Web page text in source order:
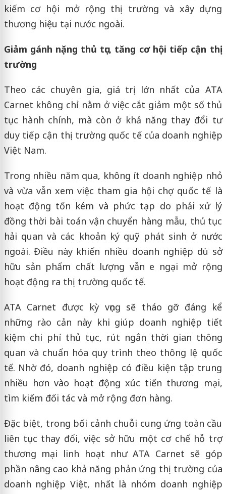
kiếm cơ hội mở rộng thị trường và xây dựng
thương hiệu tại nước ngoài.
Giảm gánh nặng thủ tục, tăng cơ hội tiếp cận thị
trường
Theo các chuyên gia, giá trị lớn nhất của ATA
Carnet không chỉ nằm ở việc cắt giảm một số thủ
tục hành chính, mà còn ở khả năng thay đổi tư
duy tiếp cận thị trường quốc tế của doanh nghiệp
Việt Nam.
Trong nhiều năm qua, không ít doanh nghiệp nhỏ
và vừa vẫn xem việc tham gia hội chợ quốc tế là
hoạt động tốn kém và phức tạp do phải xử lý
đồng thời bài toán vận chuyển hàng mẫu, thủ tục
hải quan và các khoản ký quỹ phát sinh ở nước
ngoài. Điều này khiến nhiều doanh nghiệp dù sở
hữu sản phẩm chất lượng vẫn e ngại mở rộng
hoạt động ra thị trường quốc tế.
ATA Carnet được kỳ vọng sẽ tháo gỡ đáng kể
những rào cản này khi giúp doanh nghiệp tiết
kiệm chi phí thủ tục, rút ngắn thời gian thông
quan và chuẩn hóa quy trình theo thông lệ quốc
tế. Nhờ đó, doanh nghiệp có điều kiện tập trung
nhiều hơn vào hoạt động xúc tiến thương mại,
tìm kiếm đối tác và mở rộng đơn hàng.
Đặc biệt, trong bối cảnh chuỗi cung ứng toàn cầu
liên tục thay đổi, việc sở hữu một cơ chế hỗ trợ
thương mại linh hoạt như ATA Carnet sẽ góp
phần nâng cao khả năng phản ứng thị trường của
doanh nghiệp Việt, nhất là nhóm doanh nghiệp